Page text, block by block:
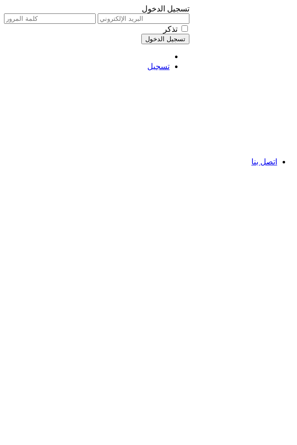
تسجيل الدخول
تذكر
تسجيل
اتصل بنا